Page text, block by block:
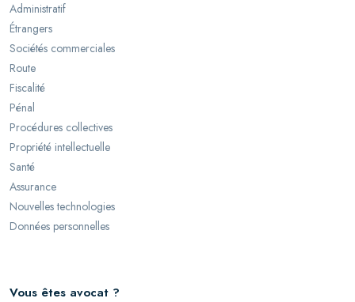
Administratif
Étrangers
Sociétés commerciales
Route
Fiscalité
Pénal
Procédures collectives
Propriété intellectuelle
Santé
Assurance
Nouvelles technologies
Données personnelles
Vous êtes avocat ?